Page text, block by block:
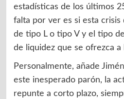
estadísticas de los últimos
falta por ver es si esta crisis
de tipo L o tipo V y el tipo
de liquidez que se ofrezca a
Personalmente, añade
este inesperado parón, la
repunte a corto plazo,